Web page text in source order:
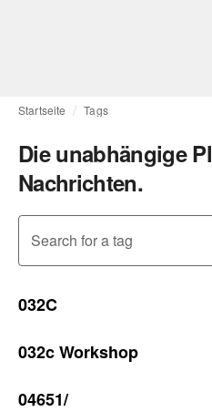
Startseite Tags
Die unabhängige
Nachrichten.
Search for a tag
032C
032c Workshop
04651/